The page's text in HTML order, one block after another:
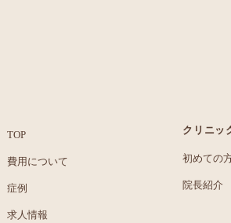
TOP
費用について
症例
求人情報
クリニッ
初めての
院長紹介